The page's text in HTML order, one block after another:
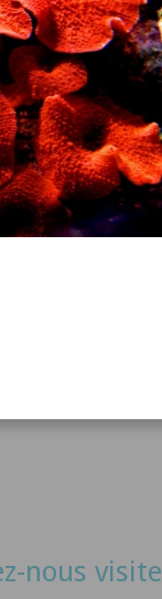
nous visite